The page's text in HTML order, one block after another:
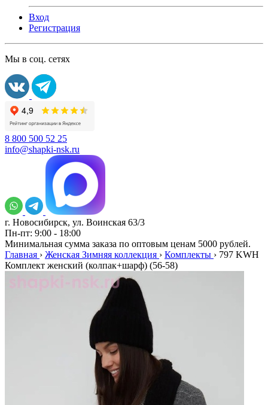
Вход
Регистрация
Мы в соц. сетях
8 800 500 52 25
info@shapki-nsk.ru
г. Новосибирск, ул. Воинская 63/3
Пн-пт: 9:00 - 18:00
Минимальная сумма заказа по оптовым ценам 5000 рублей.
Главная › Женская Зимняя коллекция › Комплекты › 797 KWH
Комплект женский (колпак+шарф) (56-58)